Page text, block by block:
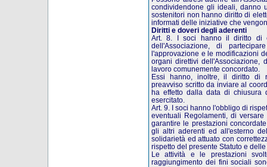
condividendone gli ideali, danno
sostenitori non hanno diritto di
informati delle iniziative che
Diritti e doveri degli aderenti
Art. 8. I soci hanno il diritto di
dell'Associazione, di
l'approvazione e le modificazioni
organi direttivi
lavoro comunemente concordato.
Essi hanno, inoltre, il diritto di
preavviso scritto da inviare al
ha effetto dalla data di chiusura
esercitato.
Art. 9. I soci hanno l'obbligo di
eventuali Regolamenti, di
garantire le prestazioni
gli altri aderenti ed all'esterno
solidarietà ed attuato con
rispetto del presente Statuto e
Le attività e le prestazioni
raggiungimento dei fini sociali